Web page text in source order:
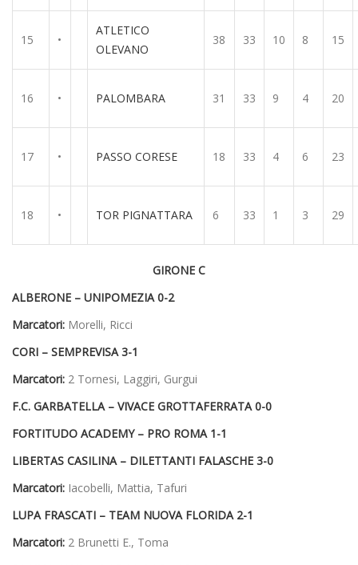
15 •
ATLETICO
OLEVANO
38 33 10 8 15
16 • PALOMBARA 31 33 9 4 20
17 • PASSO CORESE 18 33 4 6 23
18 • TOR PIGNATTARA 6 33 1 3 29
GIRONE C
ALBERONE – UNIPOMEZIA 0-2
Marcatori: Morelli, Ricci
CORI – SEMPREVISA 3-1
Marcatori: 2 Tornesi, Laggiri, Gurgui
F.C. GARBATELLA – VIVACE GROTTAFERRATA 0-0
FORTITUDO ACADEMY – PRO ROMA 1-1
LIBERTAS CASILINA – DILETTANTI FALASCHE 3-0
Marcatori: Iacobelli, Mattia, Tafuri
LUPA FRASCATI – TEAM NUOVA FLORIDA 2-1
Marcatori: 2 Brunetti E., Toma